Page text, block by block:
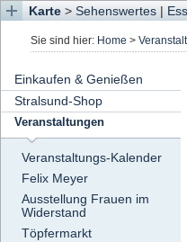
Karte > Sehenswertes |
Sie sind hier: Home >
Einkaufen & Genießen
Stralsund-Shop
Veranstaltungen
Veranstaltungs-Kalender
Felix Meyer
Ausstellung Frauen im
Widerstand
Töpfermarkt